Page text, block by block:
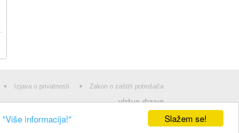
Slažem se!
"Više informacija!"
Izjava o privatnosti Zakon o zaštiti potrošača